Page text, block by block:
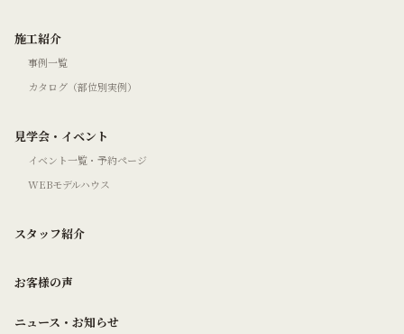
施工紹介
事例一覧
カタログ（部位別実例）
見学会・イベント
イベント一覧・予約ページ
WEBモデルハウス
スタッフ紹介
お客様の声
ニュース・お知らせ